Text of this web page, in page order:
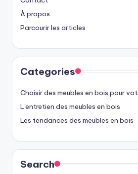
À propos
Parcourir les articles
Categories
Choisir des meubles en bois pour
L'entretien des meubles en bois
Les tendances des meubles en bois
Search